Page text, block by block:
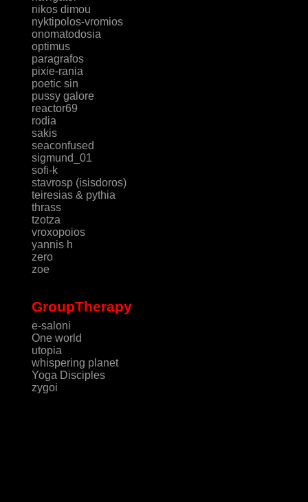
nikos dimou
nyktipolos-vromios
onomatodosia
optimus
paragrafos
pixie-rania
poetic sin
pussy galore
reactor69
rodia
sakis
seaconfused
sigmund_01
sofi-k
stavrosp (isisdoros)
teiresias & pythia
thrass
tzotza
vroxopoios
yannis h
zero
zoe
GroupTherapy
e-saloni
One world
utopia
whispering planet
Yoga Disciples
zygoi